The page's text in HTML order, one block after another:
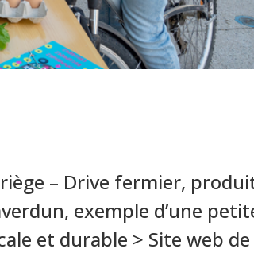
– Drive fermier,
exemple d’une
et durable > Site web de